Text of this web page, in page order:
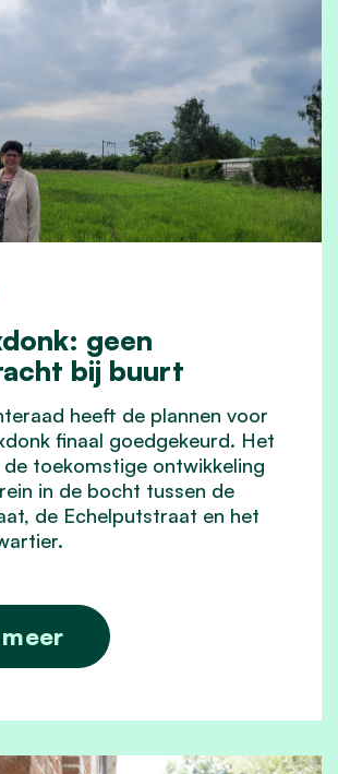
geen
bij buurt
heeft de plannen voor
finaal goedgekeurd. Het
de toekomstige ontwikkeling
in de bocht tussen de
de Echelputstraat en het